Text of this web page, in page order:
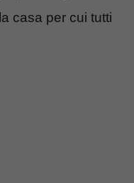
casa per cui tutti